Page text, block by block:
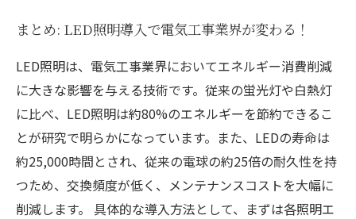
まとめ: LED照明導入で電気工事業界が変わる！
LED照明は、電気工事業界においてエネルギー消費削減
に大きな影響を与える技術です。従来の蛍光灯や白熱灯
に比べ、LED照明は約80%のエネルギーを節約できるこ
とが研究で明らかになっています。また、LEDの寿命は
約25,000時間とされ、従来の電球の約25倍の耐久性を持
つため、交換頻度が低く、メンテナンスコストを大幅に
削減します。 具体的な導入方法として、まずは各照明エ